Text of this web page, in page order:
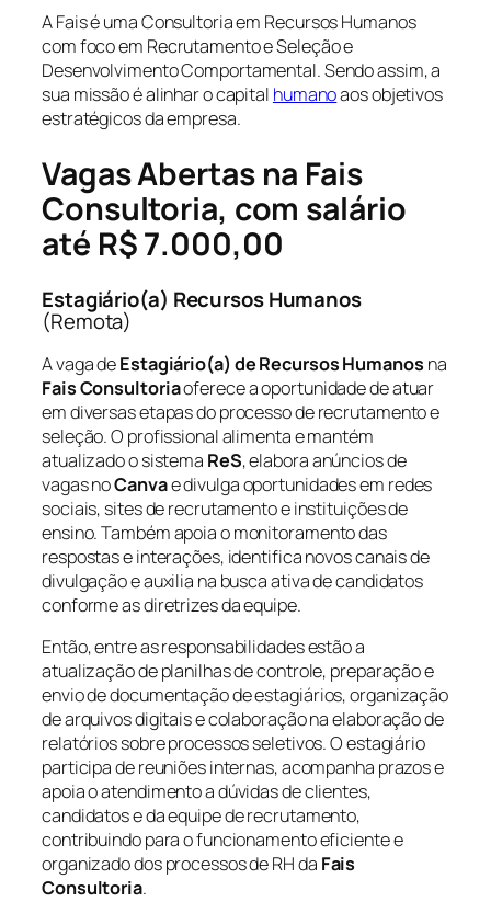
A Fais é uma Consultoria em Recursos Humanos
com foco em Recrutamento e Seleção e
Desenvolvimento Comportamental. Sendo assim, a
sua missão é alinhar o capital humanoaos objetivos
estratégicos da empresa.
Vagas Abertas na Fais
Consultoria, com salário
até R$ 7.000,00
Estagiário(a) Recursos Humanos
(Remota)
A vaga deEstagiário(a) de Recursos Humanos na
Fais Consultoriaoferece a oportunidade de atuar
em diversas etapas do processo de recrutamento e
seleção. O profissional alimenta e mantém
atualizado o sistema ReS, elabora anúncios de
vagas noCanvae divulga oportunidades em redes
sociais, sites de recrutamento e instituições de
ensino. Também apoia o monitoramento das
respostas e interações, identifica novos canais de
divulgação e auxilia na busca ativa de candidatos
conforme as diretrizes da equipe.
Então, entre as responsabilidades estão a
atualização de planilhas de controle, preparação e
envio de documentação de estagiários, organização
de arquivos digitais e colaboração na elaboração de
relatórios sobre processos seletivos. O estagiário
participa de reuniões internas, acompanha prazos e
apoia o atendimento a dúvidas de clientes,
candidatos e da equipe de recrutamento,
contribuindo para o funcionamento eficiente e
organizado dos processos de RH da Fais
Consultoria.